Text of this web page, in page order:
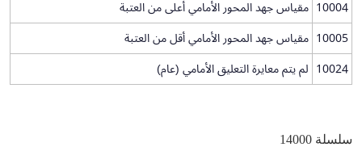
10004 مقياس جهد المحور الأمامي أعلى من العتبة
10005 مقياس جهد المحور الأمامي أقل من العتبة
10024 لم يتم معايرة التعليق الأمامي (عام)
سلسلة 14000